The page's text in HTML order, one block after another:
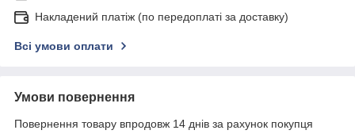
Накладений платіж (по передоплаті за доставку)
Всі умови оплати
Умови повернення
Повернення товару впродовж 14 днів за рахунок покупця